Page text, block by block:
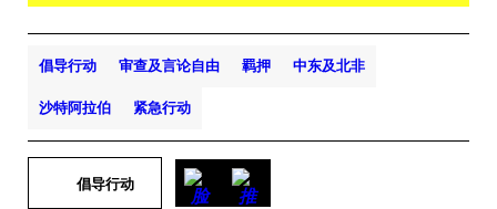
倡导行动 审查及言论自由 羁押 中东及北非
沙特阿拉伯 紧急行动
倡导行动